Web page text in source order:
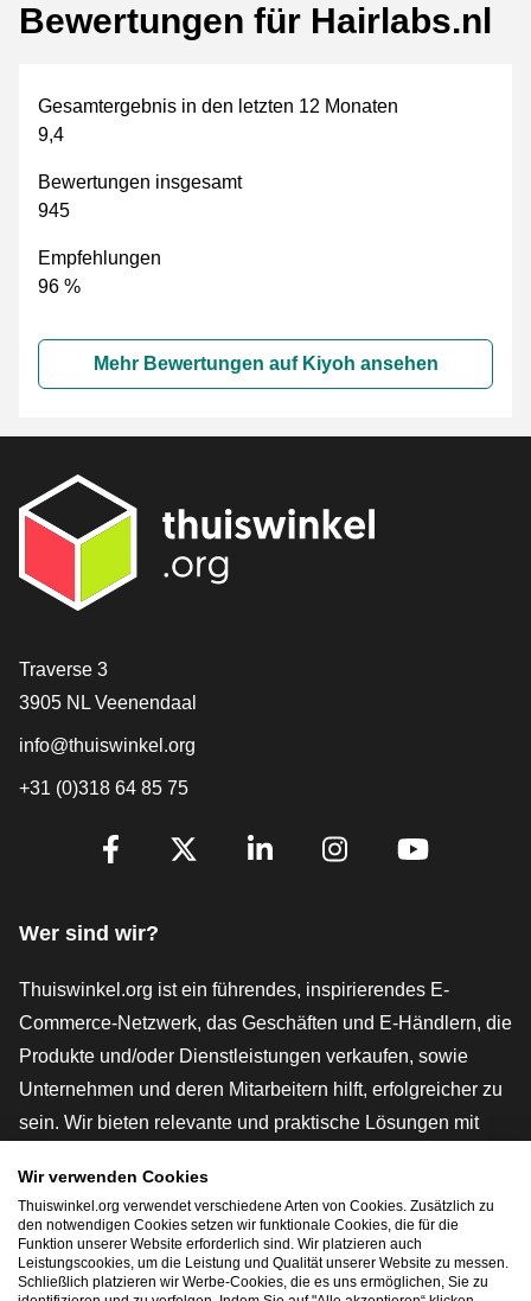
Bewertungen für Hairlabs.nl
Gesamtergebnis in den letzten 12 Monaten
9,4
Bewertungen insgesamt
945
Empfehlungen
96 %
Mehr Bewertungen auf Kiyoh ansehen
[_General:Contact]
Traverse 3
3905 NL Veenendaal
info@thuiswinkel.org
+31 (0)318 64 85 75
[_General:SocialMediaTitle]
Wer sind wir?
Thuiswinkel.org ist ein führendes, inspirierendes E-
Commerce-Netzwerk, das Geschäften und E-Händlern, die
Produkte und/oder Dienstleistungen verkaufen, sowie
Unternehmen und deren Mitarbeitern hilft, erfolgreicher zu
sein. Wir bieten relevante und praktische Lösungen mit
rechtlichen Instrumenten und Beratung,
Interessenvertretung, Marktforschung und verfügen über
eine eigene Bildungsplattform, die Thuiswinkel e-
Academy.
Wir verwenden Cookies
Thuiswinkel.org verwendet verschiedene Arten von Cookies. Zusätzlich zu
den notwendigen Cookies setzen wir funktionale Cookies, die für die
Funktion unserer Website erforderlich sind. Wir platzieren auch
Leistungscookies, um die Leistung und Qualität unserer Website zu messen.
Schließlich platzieren wir Werbe-Cookies, die es uns ermöglichen, Sie zu